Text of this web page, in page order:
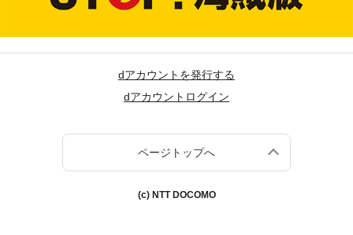
dアカウントを発行する
dアカウントログイン
ページトップへ
(c) NTT DOCOMO